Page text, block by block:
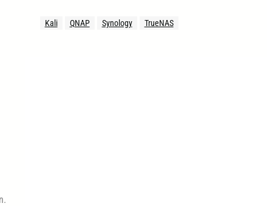
Kali QNAP Synology TrueNAS